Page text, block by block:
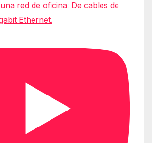
red de oficina: De cables de
Ethernet.